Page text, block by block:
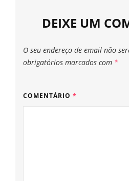
DEIXE UM
O seu endereço de email não
obrigatórios marcados com *
COMENTÁRIO *